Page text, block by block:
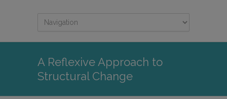
A Reflexive Approach to
Structural Change